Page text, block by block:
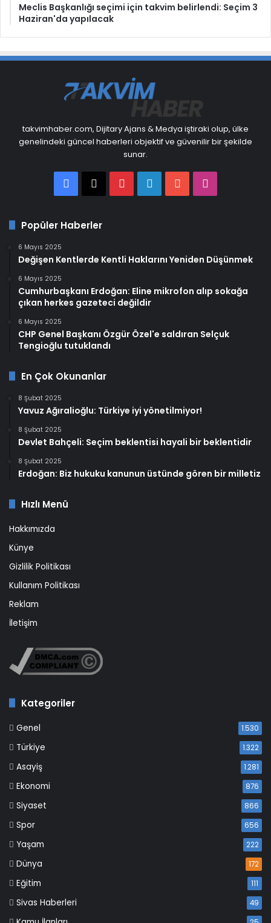
Meclis Başkanlığı seçimi için takvim belirlendi: Seçim 3
Haziran'da yapılacak
takvimhaber.com, Dijitary Ajans & Medya iştiraki olup, ülke
genelindeki güncel haberleri objektif ve güvenilir bir şekilde
sunar.
Facebook
X PinterestLinkedInYouTube
Popüler Haberler
6 Mayıs 2025
Değişen Kentlerde Kentli Haklarını Yeniden Düşünmek
6 Mayıs 2025
Cumhurbaşkanı Erdoğan: Eline mikrofon alıp sokağa
çıkan herkes gazeteci değildir
6 Mayıs 2025
CHP Genel Başkanı Özgür Özel'e saldıran Selçuk
Tengioğlu tutuklandı
En Çok Okunanlar
8 Şubat 2025
Yavuz Ağıralioğlu: Türkiye iyi yönetilmiyor!
8 Şubat 2025
Devlet Bahçeli: Seçim beklentisi hayali bir beklentidir
8 Şubat 2025
Erdoğan: Biz hukuku kanunun üstünde gören bir milletiz
Hızlı Menü
Hakkımızda
Künye
Gizlilik Politikası
Kullanım Politikası
Reklam
İletişim
Kategoriler
Genel 1.530
Türkiye 1.322
Asayiş 1.281
Ekonomi 876
Siyaset 866
Spor 656
Yaşam 222
Dünya 172
Eğitim 111
Sivas Haberleri 49